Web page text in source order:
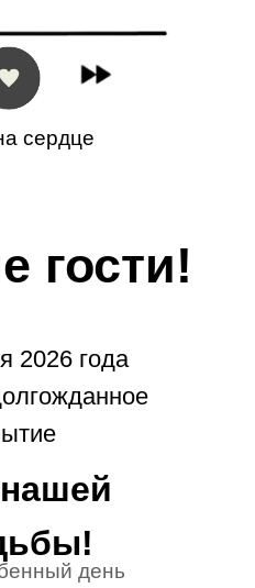
сердце
гости!
2026 года
день